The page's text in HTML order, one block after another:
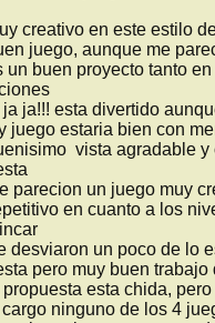
juego estaria bien con
en cuanto a los
pero muy buen trabajo
ninguno de los 4